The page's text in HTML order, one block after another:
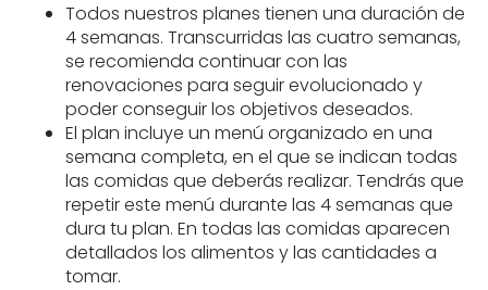
Todos nuestros planes tienen una duración de
4 semanas. Transcurridas las cuatro semanas,
se recomienda continuar con las
renovaciones para seguir evolucionado y
poder conseguir los objetivos deseados.
El plan incluye un menú organizado en una
semana completa, en el que se indican todas
las comidas que deberás realizar. Tendrás que
repetir este menú durante las 4 semanas que
dura tu plan. En todas las comidas aparecen
detallados los alimentos y las cantidades a
tomar.